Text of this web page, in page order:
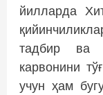
йилларда
тадбир ва
карвонини
учун ҳам